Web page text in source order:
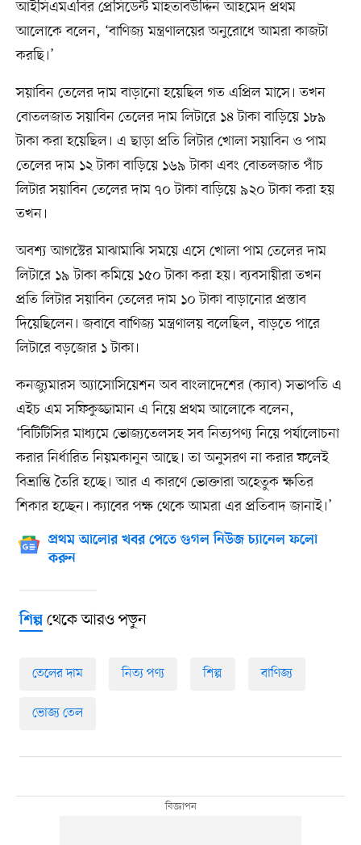
আইসিএমএবির প্রেসিডেন্ট মাহতাবউদ্দিন আহমেদ প্রথম
আলোকে বলেন, ‘বাণিজ্য মন্ত্রণালয়ের অনুরোধে আমরা কাজটা
করছি।’
সয়াবিন তেলের দাম বাড়ানো হয়েছিল গত এপ্রিল মাসে। তখন
বোতলজাত সয়াবিন তেলের দাম লিটারে ১৪ টাকা বাড়িয়ে ১৮৯
টাকা করা হয়েছিল। এ ছাড়া প্রতি লিটার খোলা সয়াবিন ও পাম
তেলের দাম ১২ টাকা বাড়িয়ে ১৬৯ টাকা এবং বোতলজাত পাঁচ
লিটার সয়াবিন তেলের দাম ৭০ টাকা বাড়িয়ে ৯২০ টাকা করা হয়
তখন।
অবশ্য আগস্টের মাঝামাঝি সময়ে এসে খোলা পাম তেলের দাম
লিটারে ১৯ টাকা কমিয়ে ১৫০ টাকা করা হয়। ব্যবসায়ীরা তখন
প্রতি লিটার সয়াবিন তেলের দাম ১০ টাকা বাড়ানোর প্রস্তাব
দিয়েছিলেন। জবাবে বাণিজ্য মন্ত্রণালয় বলেছিল, বাড়তে পারে
লিটারে বড়জোর ১ টাকা।
কনজ্যুমারস অ্যাসোসিয়েশন অব বাংলাদেশের (ক্যাব) সভাপতি এ
এইচ এম সফিকুজ্জামান এ নিয়ে প্রথম আলোকে বলেন,
‘বিটিটিসির মাধ্যমে ভোজ্যতেলসহ সব নিত্যপণ্য নিয়ে পর্যালোচনা
করার নির্ধারিত নিয়মকানুন আছে। তা অনুসরণ না করার ফলেই
বিভ্রান্তি তৈরি হচ্ছে। আর এ কারণে ভোক্তারা অহেতুক ক্ষতির
শিকার হচ্ছেন। ক্যাবের পক্ষ থেকে আমরা এর প্রতিবাদ জানাই।’
প্রথম আলোর খবর পেতে গুগল নিউজ চ্যানেল ফলো
করুন
শিল্পথেকে আরও পড়ুন
তেলের দাম নিত্য পণ্য শিল্প বাণিজ্য
ভোজ্য তেল